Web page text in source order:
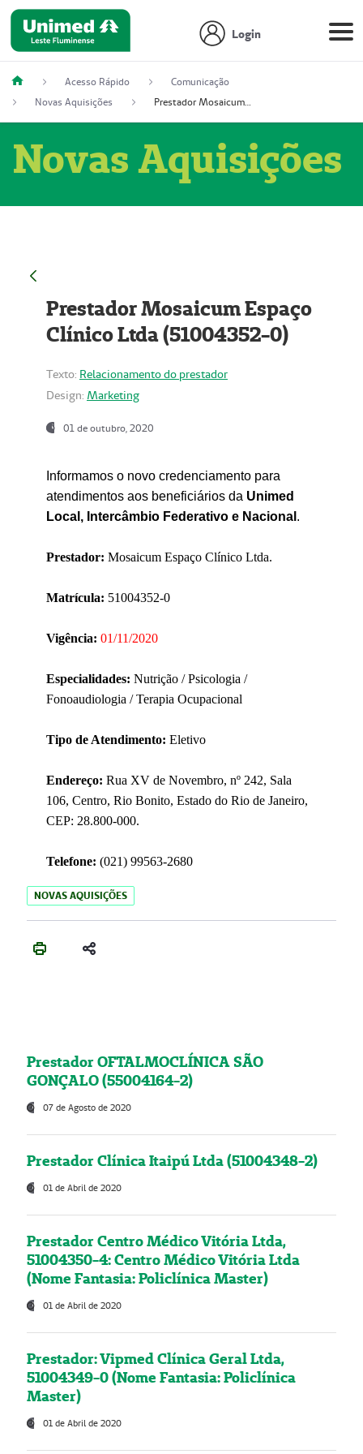
Login
Acesso Rápido
Comunicação
Novas Aquisições
Prestador Mosaicum Espaço Clínico Ltda (51004352-0)
Novas Aquisições
Prestador Mosaicum Espaço
Clínico Ltda (51004352-0)
Texto: Relacionamento do prestador
Design: Marketing
01 de outubro, 2020
Informamos o novo credenciamento para
atendimentos aos beneficiários da Unimed
Local, Intercâmbio Federativo e Nacional .
Prestador: Mosaicum Espaço Clínico Ltda.
Matrícula: 51004352-0
Vigência: 01/11/2020
Especialidades: Nutrição / Psicologia /
Fonoaudiologia / Terapia Ocupacional
Tipo de Atendimento: Eletivo
Endereço: Rua XV de Novembro, nº 242, Sala
106, Centro, Rio Bonito, Estado do Rio de Janeiro,
CEP: 28.800-000.
Telefone: (021) 99563-2680
NOVAS AQUISIÇÕES
Prestador OFTALMOCLÍNICA SÃO
GONÇALO (55004164-2)
07 de Agosto de 2020
Prestador Clínica Itaipú Ltda (51004348-2)
01 de Abril de 2020
Prestador Centro Médico Vitória Ltda,
51004350-4: Centro Médico Vitória Ltda
(Nome Fantasia: Policlínica Master)
01 de Abril de 2020
Prestador: Vipmed Clínica Geral Ltda,
51004349-0 (Nome Fantasia: Policlínica
Master)
01 de Abril de 2020